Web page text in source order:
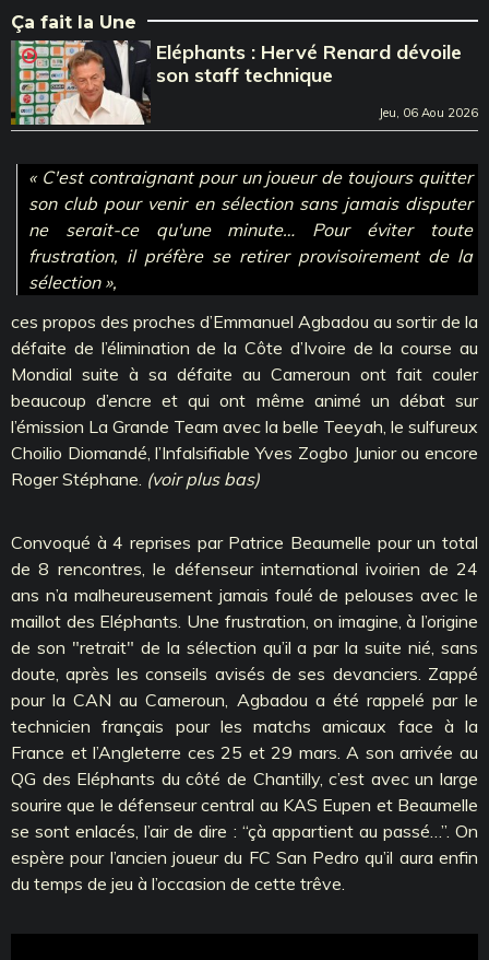
Ça fait la Une
Eléphants : Hervé Renard dévoile
son staff technique
Jeu, 06 Aou 2026
« C'est contraignant pour un joueur de toujours quitter
son club pour venir en sélection sans jamais disputer
ne serait-ce qu'une minute… Pour éviter toute
frustration, il préfère se retirer provisoirement de la
sélection »,
ces propos des proches d’Emmanuel Agbadou au sortir de la
défaite de l’élimination de la Côte d’Ivoire de la course au
Mondial suite à sa défaite au Cameroun ont fait couler
beaucoup d’encre et qui ont même animé un débat sur
l’émission La Grande Team avec la belle Teeyah, le sulfureux
Choilio Diomandé, l’Infalsifiable Yves Zogbo Junior ou encore
Roger Stéphane. (voir plus bas)
Convoqué à 4 reprises par Patrice Beaumelle pour un total
de 8 rencontres, le défenseur international ivoirien de 24
ans n’a malheureusement jamais foulé de pelouses avec le
maillot des Eléphants. Une frustration, on imagine, à l’origine
de son "retrait" de la sélection qu’il a par la suite nié, sans
doute, après les conseils avisés de ses devanciers. Zappé
pour la CAN au Cameroun, Agbadou a été rappelé par le
technicien français pour les matchs amicaux face à la
France et l’Angleterre ces 25 et 29 mars. A son arrivée au
QG des Eléphants du côté de Chantilly, c’est avec un large
sourire que le défenseur central au KAS Eupen et Beaumelle
se sont enlacés, l’air de dire : ‘‘çà appartient au passé…’’. On
espère pour l’ancien joueur du FC San Pedro qu’il aura enfin
du temps de jeu à l’occasion de cette trêve.